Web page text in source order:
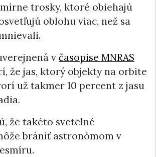
trosky, ktoré obiehajú
oblohu viac, než sa
v časopise MNRAS
že jas, ktorý objekty na orbite
už takmer 10 percent z jasu
že takéto svetelné
brániť astronómom v